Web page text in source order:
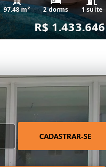
97.48 m² 2 dorms 1 suíte
R$ 1.433.646
CADASTRAR-SE